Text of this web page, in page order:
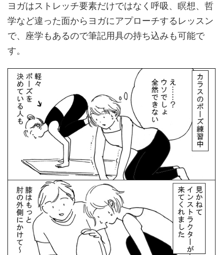
ヨガはストレッチ要素だけではなく呼吸、瞑想、哲
学など違った面からヨガにアプローチするレッスン
で、座学もあるので筆記用具の持ち込みも可能で
す。